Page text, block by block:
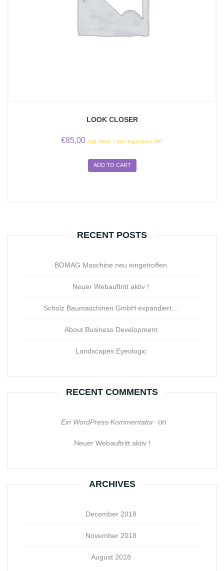
LOOK CLOSER
€85,00 zzgl. Mwst. / plus legal taxes VAT
ADD TO CART
RECENT POSTS
BOMAG Maschine neu eingetroffen
Neuer Webauftritt aktiv !
Scholz Baumaschinen GmbH expandiert…
About Business Development
Landscapes Eyeologic
RECENT COMMENTS
Ein WordPress-Kommentator on
Neuer Webauftritt aktiv !
ARCHIVES
December 2018
November 2018
August 2018